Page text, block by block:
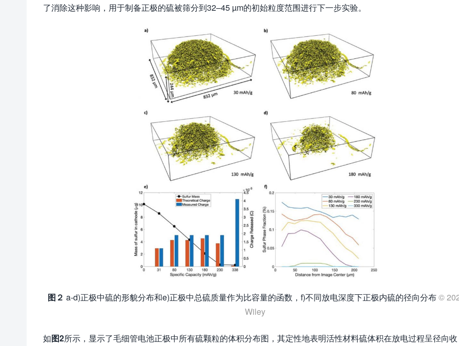
了消除这种影响，用于制备正极的硫被筛分到32–45 µm的初始粒度范围进行下一步实验。
图２ a-d)正极中硫的形貌分布和e)正极中总硫质量作为比容量的函数，f)不同放电深度下正极内硫的径向分布©
Wiley
如图2所示，显示了毛细管电池正极中所有硫颗粒的体积分布图，其定性地表明活性材料硫体积在放电过程呈径向收